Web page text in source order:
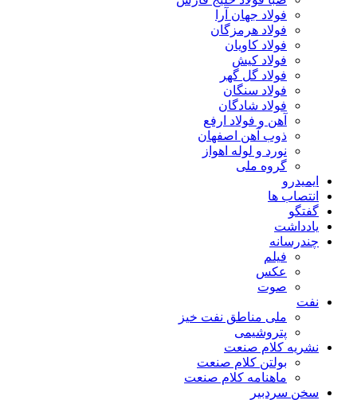
فولاد جهان آرا
فولاد هرمزگان
فولاد کاویان
فولاد کیش
فولاد گل گهر
فولاد سنگان
فولاد شادگان
آهن و فولاد ارفع
ذوب آهن اصفهان
نورد و لوله اهواز
گروه ملی
ایمیدرو
انتصاب ها
گفتگو
یادداشت
چندرسانه
فیلم
عکس
صوت
نفت
ملی مناطق نفت خیز
پتروشیمی
نشریه کلام صنعت
بولتن کلام صنعت
ماهنامه کلام صنعت
سخن سردبیر